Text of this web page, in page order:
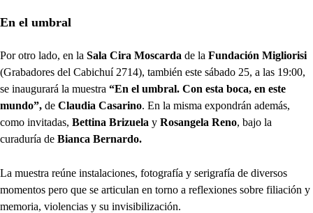
En el umbral
Por otro lado, en la Sala Cira Moscarda de la Fundación Migliorisi
(Grabadores del Cabichuí 2714), también este sábado 25, a las 19:00,
se inaugurará la muestra “En el umbral. Con esta boca, en este
mundo”, de Claudia Casarino. En la misma expondrán además,
como invitadas, Bettina Brizuela y Rosangela Reno, bajo la
curaduría de Bianca Bernardo.
La muestra reúne instalaciones, fotografía y serigrafía de diversos
momentos pero que se articulan en torno a reflexiones sobre filiación y
memoria, violencias y su invisibilización.